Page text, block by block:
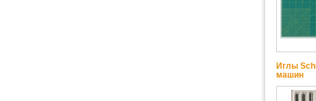
Иглы
машин